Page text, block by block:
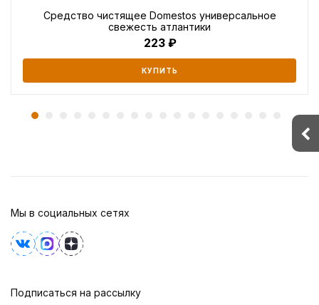
Средство чистящее Domestos универсальное
свежесть атлантики
223
КУПИТЬ
Мы в социальных сетях
Подписаться на рассылку